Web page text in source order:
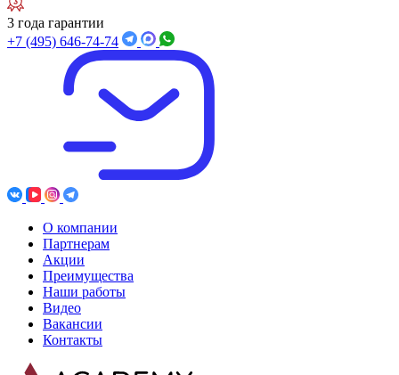
3 года гарантии
+7 (495) 646-74-74
О компании
Партнерам
Акции
Преимущества
Наши работы
Видео
Вакансии
Контакты